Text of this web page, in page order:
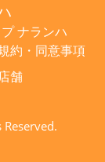
ナランハ
約・同意事項
舗